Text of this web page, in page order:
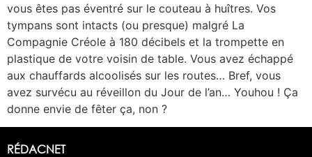
vous êtes pas éventré sur le couteau à huîtres. Vos
tympans sont intacts (ou presque) malgré La
Compagnie Créole à 180 décibels et la trompette en
plastique de votre voisin de table. Vous avez échappé
aux chauffards alcoolisés sur les routes… Bref, vous
avez survécu au réveillon du Jour de l’an… Youhou ! Ça
donne envie de fêter ça, non ?
RÉDACNET